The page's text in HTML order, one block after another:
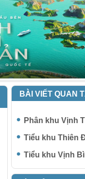
BÀI VIẾT QUAN
Phân khu Vịnh
Tiểu khu Thiên
Tiểu khu Vịnh